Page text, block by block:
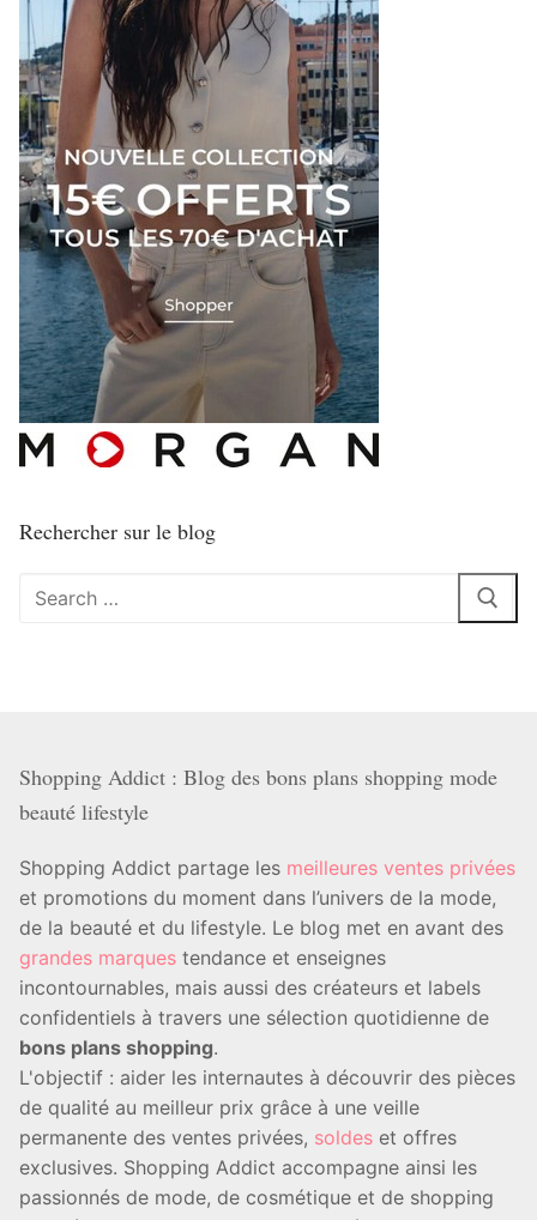
Rechercher sur le blog
Rechercher
Shopping Addict : Blog des bons plans shopping mode
beauté lifestyle
Shopping Addict partage les meilleures ventes privées
et promotions du moment dans l’univers de la mode,
de la beauté et du lifestyle. Le blog met en avant des
grandes marques tendance et enseignes
incontournables, mais aussi des créateurs et labels
confidentiels à travers une sélection quotidienne de
bons plans shopping.
L'objectif : aider les internautes à découvrir des pièces
de qualité au meilleur prix grâce à une veille
permanente des ventes privées, soldes et offres
exclusives. Shopping Addict accompagne ainsi les
passionnés de mode, de cosmétique et de shopping